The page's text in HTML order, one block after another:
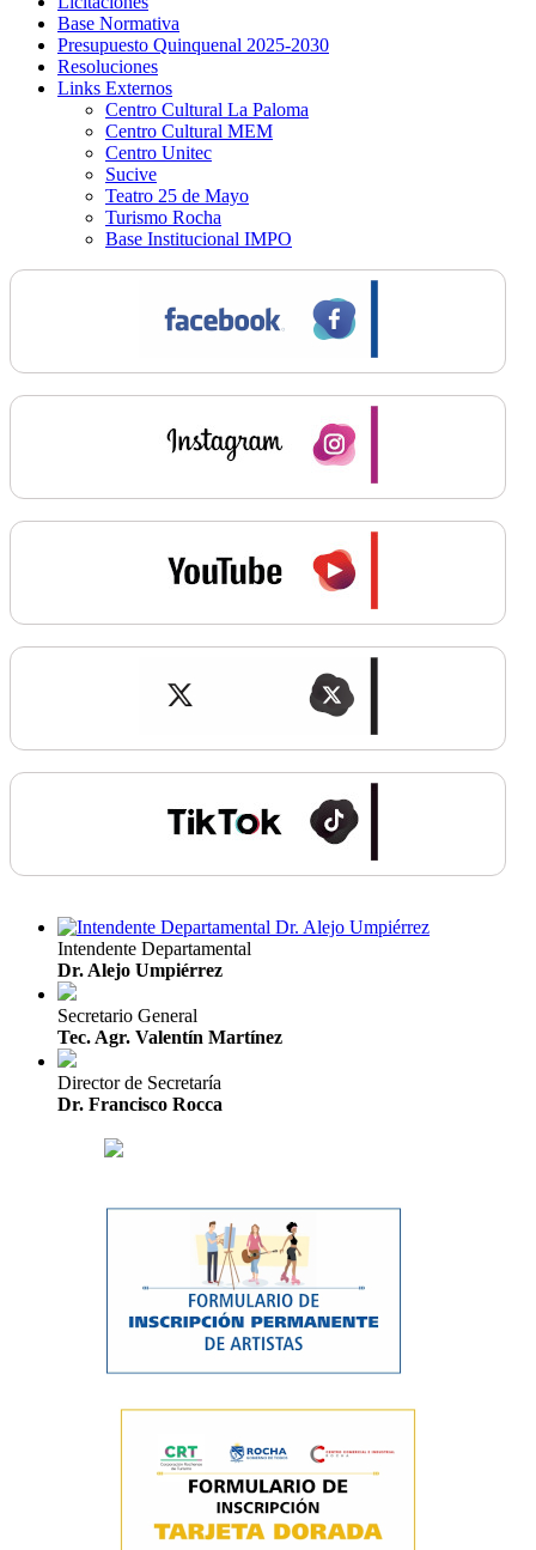
Base Normativa
Presupuesto Quinquenal 2025-2030
Resoluciones
Links Externos
Centro Cultural La Paloma
Centro Cultural MEM
Centro Unitec
Sucive
Teatro 25 de Mayo
Turismo Rocha
Base Institucional IMPO
Intendente Departamental
Dr. Alejo Umpiérrez
Secretario General
Tec. Agr. Valentín Martínez
Director de Secretaría
Dr. Francisco Rocca